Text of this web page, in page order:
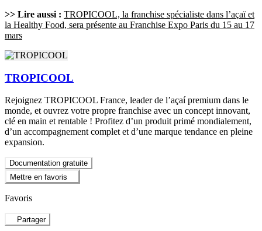
>> Lire aussi : TROPICOOL, la franchise spécialiste dans l’açaï et
la Healthy Food, sera présente au Franchise Expo Paris du 15 au 17
mars
TROPICOOL
Rejoignez TROPICOOL France, leader de l’açaí premium dans le
monde, et ouvrez votre propre franchise avec un concept innovant,
clé en main et rentable ! Profitez d’un produit primé mondialement,
d’un accompagnement complet et d’une marque tendance en pleine
expansion.
Documentation gratuite
Mettre en favoris
Favoris
Partager